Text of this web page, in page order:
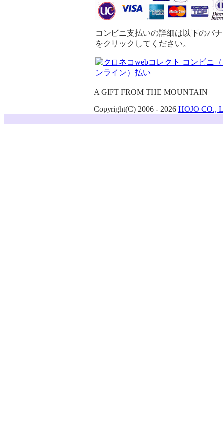
コンビニ支払いの詳細は以下のバ
をクリックしてください。
A GIFT FROM THE MOUNTAIN
Copyright(C) 2006 - 2026 HOJO CO.,